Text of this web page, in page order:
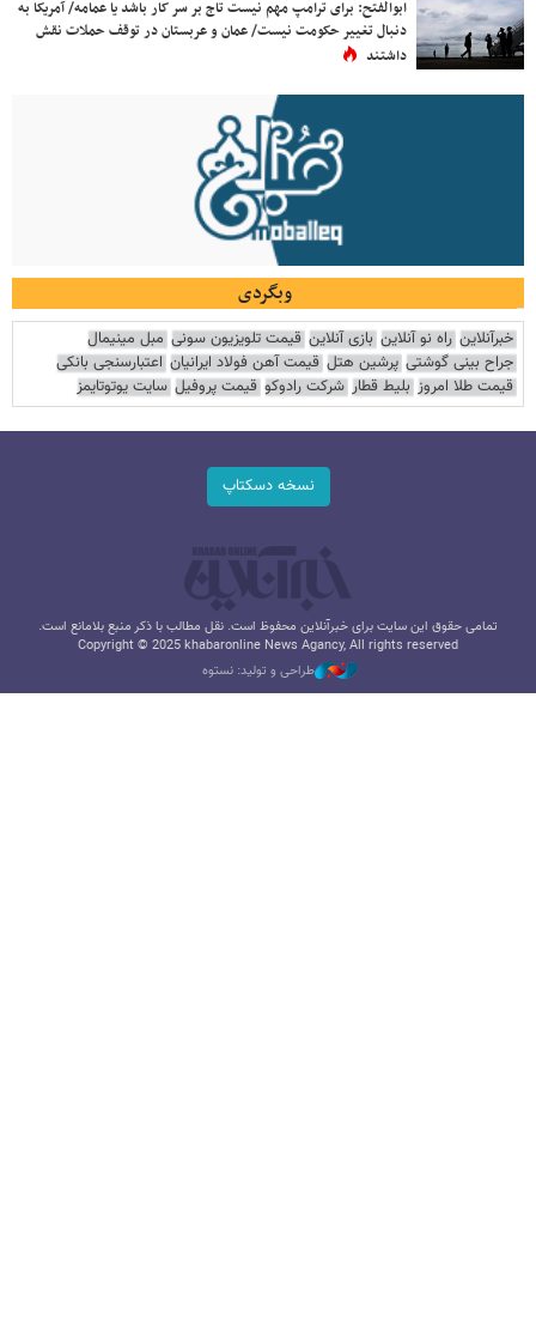
ابوالفتح: برای ترامپ مهم نیست تاج بر سر کار باشد یا عمامه/ آمریکا به
دنبال تغییر حکومت نیست/ عمان و عربستان در توقف حملات نقش
داشتند
وبگردی
خبرآنلاین راه نو آنلاین بازی آنلاین قیمت تلویزیون سونی مبل مینیمال
جراح بینی گوشتی پرشین هتل قیمت آهن فولاد ایرانیان اعتبارسنجی بانکی
قیمت طلا امروز بلیط قطار شرکت رادوکو قیمت پروفیل سایت یوتوتایمز
نسخه دسکتاپ
تمامی حقوق این سایت برای خبرآنلاین محفوظ است. نقل مطالب با ذکر منبع بلامانع است.
Copyright © 2025 khabaronline News Agancy, All rights reserved
طراحی و تولید: نستوه